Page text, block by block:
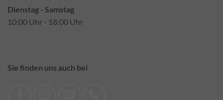
Dienstag - Samstag
10:00 Uhr - 18:00 Uhr
Sie finden uns auch bei